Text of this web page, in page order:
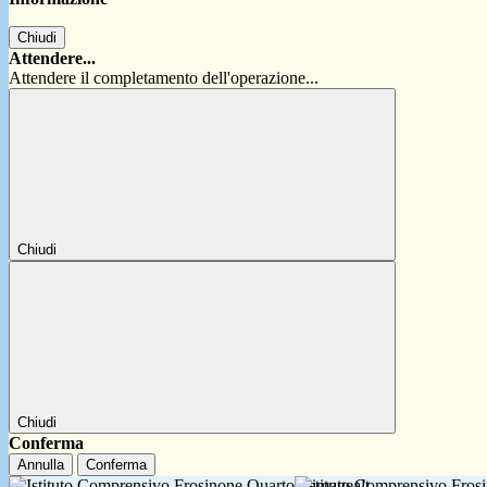
Chiudi
Attendere...
Attendere il completamento dell'operazione...
Chiudi
Chiudi
Conferma
Annulla Conferma